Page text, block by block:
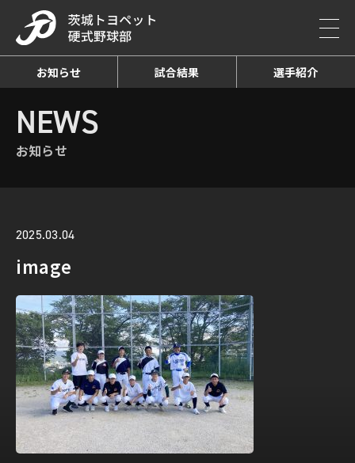
お知らせ 試合結果 選手紹介
HOME お知らせ詳細
NEWS
お知らせ
2025.03.04
image